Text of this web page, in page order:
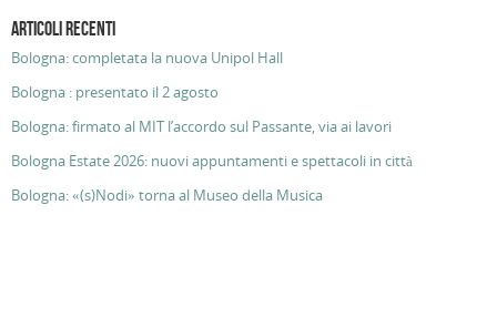
ARTICOLI RECENTI
Bologna: completata la nuova Unipol Hall
Bologna : presentato il 2 agosto
Bologna: firmato al MIT l’accordo sul Passante, via ai lavori
Bologna Estate 2026: nuovi appuntamenti e spettacoli in città
Bologna: «(s)Nodi» torna al Museo della Musica